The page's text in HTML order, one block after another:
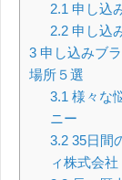
2.1 申し込
2.2申し込
3 申し込みブ
場所５選
3.1 様々な
ニー
3.235日間
ィ株式会社